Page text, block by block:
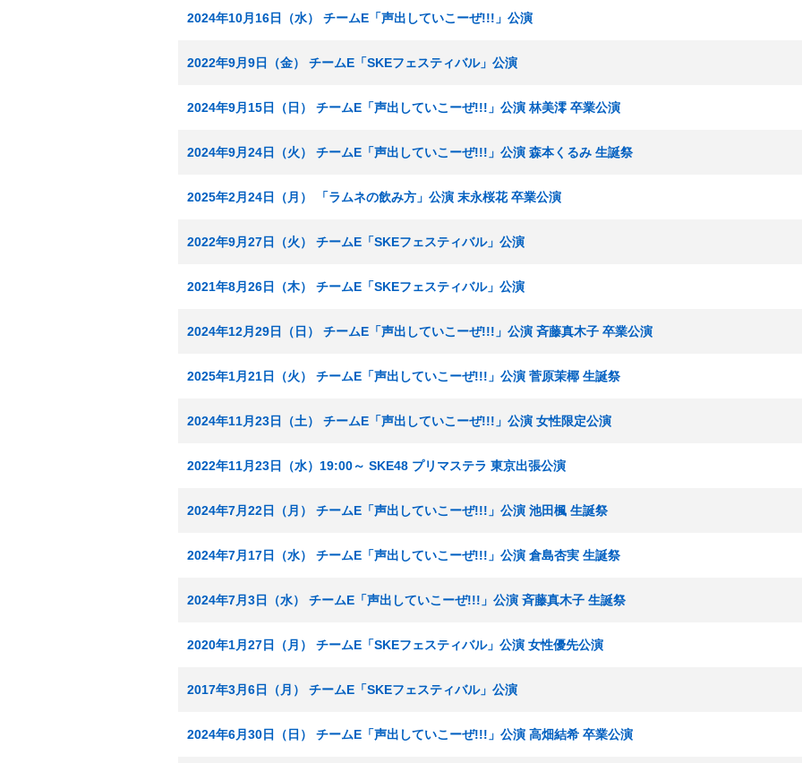
2024年10月16日（水） チームE「声出していこーぜ!!!」公演
2022年9月9日（金） チームE「SKEフェスティバル」公演
2024年9月15日（日） チームE「声出していこーぜ!!!」公演 林美澪 卒業公演
2024年9月24日（火） チームE「声出していこーぜ!!!」公演 森本くるみ 生誕祭
2025年2月24日（月） 「ラムネの飲み方」公演 末永桜花 卒業公演
2022年9月27日（火） チームE「SKEフェスティバル」公演
2021年8月26日（木） チームE「SKEフェスティバル」公演
2024年12月29日（日） チームE「声出していこーぜ!!!」公演 斉藤真木子 卒業公演
2025年1月21日（火） チームE「声出していこーぜ!!!」公演 菅原茉椰 生誕祭
2024年11月23日（土） チームE「声出していこーぜ!!!」公演 女性限定公演
2022年11月23日（水）19:00～ SKE48 プリマステラ 東京出張公演
2024年7月22日（月） チームE「声出していこーぜ!!!」公演 池田楓 生誕祭
2024年7月17日（水） チームE「声出していこーぜ!!!」公演 倉島杏実 生誕祭
2024年7月3日（水） チームE「声出していこーぜ!!!」公演 斉藤真木子 生誕祭
2020年1月27日（月） チームE「SKEフェスティバル」公演 女性優先公演
2017年3月6日（月） チームE「SKEフェスティバル」公演
2024年6月30日（日） チームE「声出していこーぜ!!!」公演 高畑結希 卒業公演